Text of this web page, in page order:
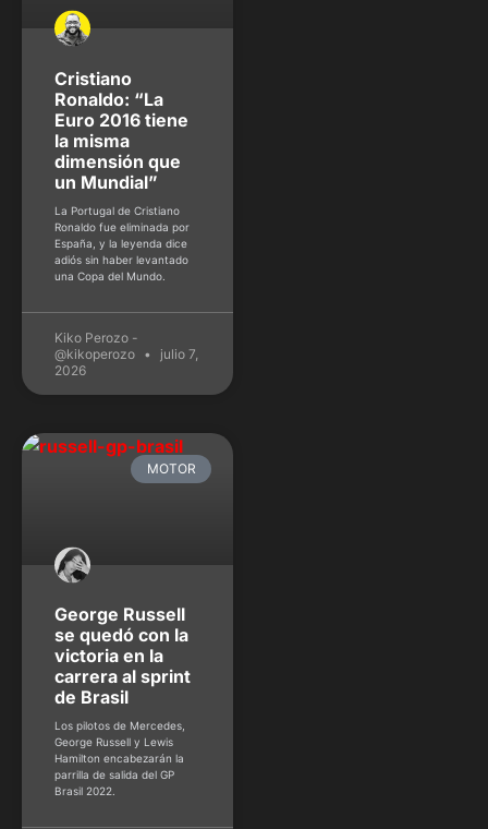
Cristiano
Ronaldo: “La
Euro 2016 tiene
la misma
dimensión que
un Mundial”
La Portugal de Cristiano
Ronaldo fue eliminada por
España, y la leyenda dice
adiós sin haber levantado
una Copa del Mundo.
Kiko Perozo -
@kikoperozo
julio 7,
2026
MOTOR
George Russell
se quedó con la
victoria en la
carrera al sprint
de Brasil
Los pilotos de Mercedes,
George Russell y Lewis
Hamilton encabezarán la
parrilla de salida del GP
Brasil 2022.